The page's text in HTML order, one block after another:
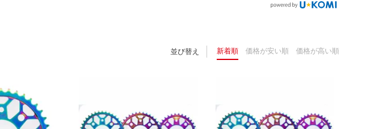
並び替え 新着順 価格が安い順 価格が高い順